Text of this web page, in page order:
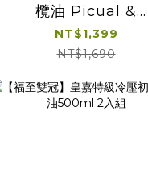
欖油 Picual &
Arbequina 500ml
NT$1,399
NT$1,690